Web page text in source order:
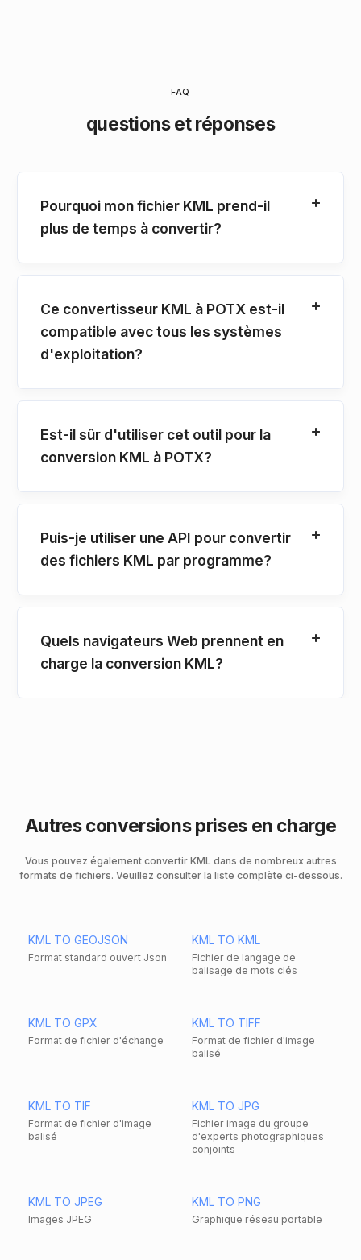
FAQ
questions et réponses
Pourquoi mon fichier KML prend-il
plus de temps à convertir?
Ce convertisseur KML à POTX est-il
compatible avec tous les systèmes
d'exploitation?
Est-il sûr d'utiliser cet outil pour la
conversion KML à POTX?
Puis-je utiliser une API pour convertir
des fichiers KML par programme?
Quels navigateurs Web prennent en
charge la conversion KML?
Autres conversions prises en charge
Vous pouvez également convertir KML dans de nombreux autres
formats de fichiers. Veuillez consulter la liste complète ci-dessous.
KML TO GEOJSON
Format standard ouvert Json
KML TO KML
Fichier de langage de
balisage de mots clés
KML TO GPX
Format de fichier d'échange
KML TO TIFF
Format de fichier d'image
balisé
KML TO TIF
Format de fichier d'image
balisé
KML TO JPG
Fichier image du groupe
d'experts photographiques
conjoints
KML TO JPEG
Images JPEG
KML TO PNG
Graphique réseau portable